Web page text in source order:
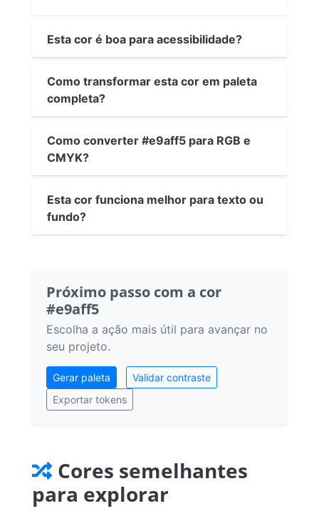
Esta cor é boa para acessibilidade?
Como transformar esta cor em paleta
completa?
Como converter #e9aff5 para RGB e
CMYK?
Esta cor funciona melhor para texto ou
fundo?
Próximo passo com a cor
#e9aff5
Escolha a ação mais útil para avançar no
seu projeto.
Gerar paleta
Validar contraste
Exportar tokens
Cores semelhantes
para explorar